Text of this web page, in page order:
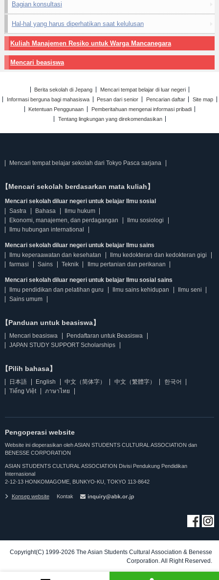
Bagian konsultasi
Hal-hal yang harus diperhatikan saat kelulusan
Kuliah Manajemen Resiko untuk Warga Mancanegara
Mencari beasiswa
Berita sekolah di Jepang
Mencari tempat belajar di luar negeri
Informasi berguna bagi mahasiswa
Pesan dari senior Pencarian daftar
Site map
Ketentuan Penggunaan
Pemberitahuan mengenai informasi pribadi
Tentang lingkungan yang direkomendasikan
Mencari tempat belajar sekolah dari Tokyo Pasca sarjana
【Mencari sekolah berdasarkan mata kuliah】
Mencari sekolah diluar negeri untuk belajar Ilmu sosial
Sastra
Bahasa
Ilmu hukum
Ekonomi, manajemen, dan perdagangan
Ilmu sosiologi
Ilmu hubungan international
Mencari sekolah diluar negeri untuk belajar Ilmu sains
Ilmu keperaawatan dan kesehatan
Ilmu kedokteran dan kedokteran gigi
farmasi
Sains Teknik Ilmu pertanian dan perikanan
Mencari sekolah diluar negeri untuk belajar Ilmu sosial sains
Ilmu pendidikan dan pelatihan guru
Ilmu sains kehidupan
Ilmu seni
Sains umum
【Panduan untuk beasiswa】
Mencari beasiswa
Pendaftaran untuk Beasiswa
JAPAN STUDY SUPPORT Scholarships
【Pilih bahasa】
日本語 English 中文（简体字） 中文（繁體字）
한국어
Tiếng Việt
ภาษาไทย
Pengoperasi website
Website ini dioperasikan oleh ASIAN STUDENTS CULTURAL ASSOCIATION dan
BENESSE CORPORATION
ASIAN STUDENTS CULTURAL ASSOCIATION Divisi Pendukung Pendidikan
Internasional
2-12-13 HONKOMAGOME, BUNKYO-KU, TOKYO 113-8642
Konsep website Kontak
Copyright(C) 1999-2026 The Asian Students Cultural Association & Benesse
Corporation. All Right Reserved.